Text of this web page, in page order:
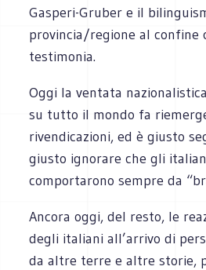
Gasperi-Gruber e il
provincia/regione al confine
testimonia.
Oggi la ventata
su tutto il mondo fa
rivendicazioni, ed è giusto
giusto ignorare che gli
comportarono sempre da
Ancora oggi, del resto, le
degli italiani all’arrivo di
da altre terre e altre storie,